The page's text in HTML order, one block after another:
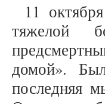
11
тяжелой
домой».
последняя